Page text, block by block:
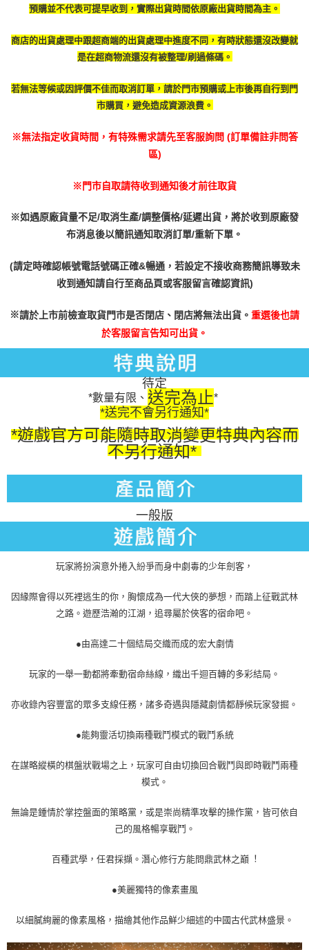
預購並不代表可提早收到，實際出貨時間依原廠出貨時間為主。
商店的出貨處理中跟超商端的出貨處理中進度不同，有時狀態還沒改變就
是在超商物流還沒有被整理/刷過條碼。
若無法等候或因評價不佳而取消訂單，請於門市預購或上市後再自行到門
市購買，避免造成資源浪費。
※無法指定收貨時間，有特殊需求請先至客服詢問 (訂單備註非問答
區)
※門市自取請待收到通知後才前往取貨
※如遇原廠貨量不足/取消生產/調整價格/延遲出貨，將於收到原廠發
布消息後以簡訊通知取消訂單/重新下單。
(請定時確認帳號電話號碼正確&暢通，若設定不接收商務簡訊導致未
收到通知請自行至商品頁或客服留言確認資訊)
※請於上市前檢查取貨門市是否閉店、閉店將無法出貨。 重選後也請
於客服留言告知可出貨。
待定
*數量有限、 送完為止*
*送完不會另行通知*
*遊戲官方可能隨時取消變更特典內容而
不另行通知*
一般版
玩家將扮演意外捲入紛爭而身中劇毒的少年劍客，
因緣際會得以死裡逃生的你，胸懷成為一代大俠的夢想，而踏上征戰武林
之路。遊歷浩瀚的江湖，追尋屬於俠客的宿命吧。
●由高達二十個結局交織而成的宏大劇情
玩家的一舉一動都將牽動宿命絲線，織出千迴百轉的多彩結局。
亦收錄內容豐富的眾多支線任務，諸多奇遇與隱藏劇情都靜候玩家發掘。
●能夠靈活切換兩種戰鬥模式的戰鬥系統
在謀略縱橫的棋盤狀戰場之上，玩家可自由切換回合戰鬥與即時戰鬥兩種
模式。
無論是鍾情於掌控盤面的策略黨，或是崇尚精準攻擊的操作黨，皆可依自
己的風格暢享戰鬥。
百種武學，任君採擷。潛心修行方能問鼎武林之巔︕
●美麗獨特的像素畫風
以細膩絢麗的像素風格，描繪其他作品鮮少細述的中國古代武林盛景。